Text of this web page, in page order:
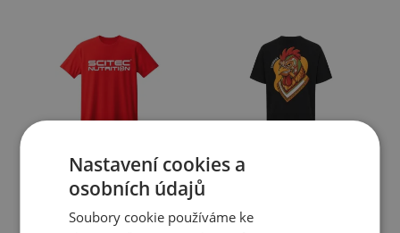
Oversized Tričko (Churros)
Nastavení cookies a
osobních údajů
Soubory cookie používáme ke